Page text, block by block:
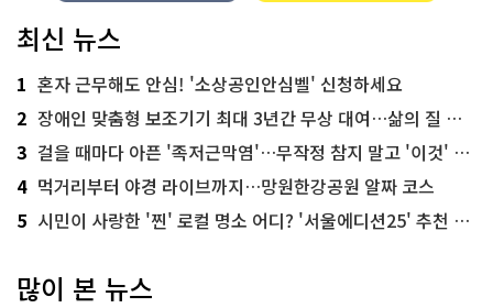
최신 뉴스
1 혼자 근무해도 안심! '소상공인안심벨' 신청하세요
2 장애인 맞춤형 보조기기 최대 3년간 무상 대여…삶의 질 높인다
3 걸을 때마다 아픈 '족저근막염'…무작정 참지 말고 '이것' 해보세요!
4 먹거리부터 야경 라이브까지…망원한강공원 알짜 코스
5 시민이 사랑한 '찐' 로컬 명소 어디? '서울에디션25' 추천 코스
많이 본 뉴스